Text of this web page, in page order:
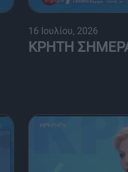
16 Ιουλίου, 2026
ΚΡΗΤΗ